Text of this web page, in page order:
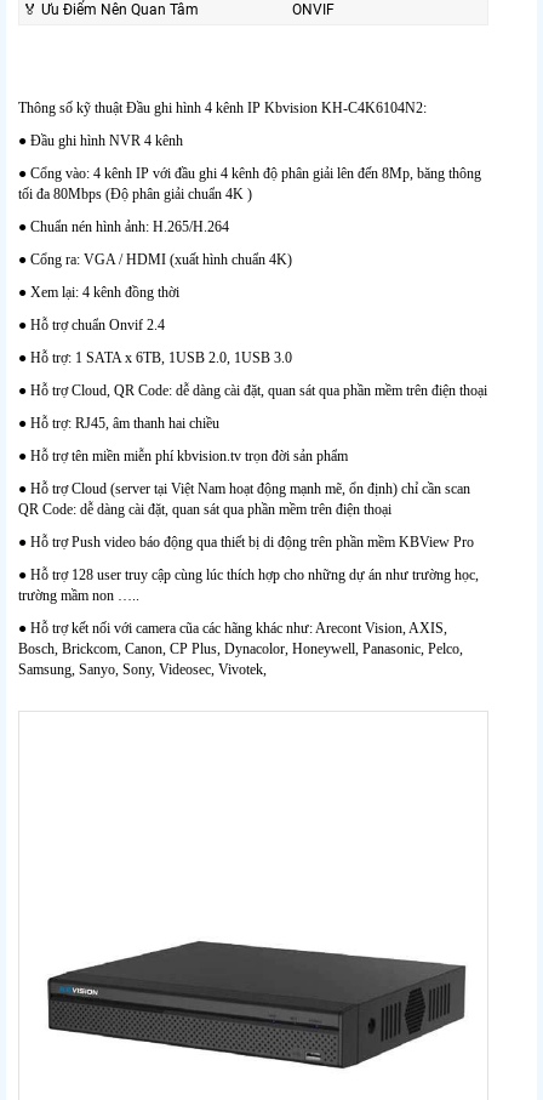
️🏅️ Ưu Điểm Nên Quan Tâm
ONVIF
Thông số kỹ thuật Đầu ghi hình 4 kênh IP Kbvision KH-C4K6104N2:
● Đầu ghi hình NVR 4 kênh
● Cổng vào: 4 kênh IP với đầu ghi 4 kênh độ phân giải lên đến 8Mp, băng thông
tối đa 80Mbps (Độ phân giải chuẩn 4K )
● Chuẩn nén hình ảnh: H.265/H.264
● Cổng ra: VGA / HDMI (xuất hình chuẩn 4K)
● Xem lại: 4 kênh đồng thời
● Hỗ trợ chuẩn Onvif 2.4
● Hỗ trợ: 1 SATA x 6TB, 1USB 2.0, 1USB 3.0
● Hỗ trợ Cloud, QR Code: dễ dàng cài đặt, quan sát qua phần mềm trên điện thoại
● Hỗ trợ: RJ45, âm thanh hai chiều
● Hỗ trợ tên miền miễn phí kbvision.tv trọn đời sản phẩm
● Hỗ trợ Cloud (server tại Việt Nam hoạt động mạnh mẽ, ổn định) chỉ cần scan
QR Code: dễ dàng cài đặt, quan sát qua phần mềm trên điện thoại
● Hỗ trợ Push video báo động qua thiết bị di động trên phần mềm KBView Pro
● Hỗ trợ 128 user truy cập cùng lúc thích hợp cho những dự án như trường học,
trường mầm non …..
● Hỗ trợ kết nối với camera cũa các hãng khác như: Arecont Vision, AXIS,
Bosch, Brickcom, Canon, CP Plus, Dynacolor, Honeywell, Panasonic, Pelco,
Samsung, Sanyo, Sony, Videosec, Vivotek,